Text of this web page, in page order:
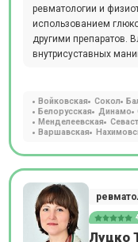
ревматологии и
использованием
другими препаратов.
внутрисуставных
Войковская Сокол
Белорусская
Динамо
Менделеевская
Варшавская
Луцко